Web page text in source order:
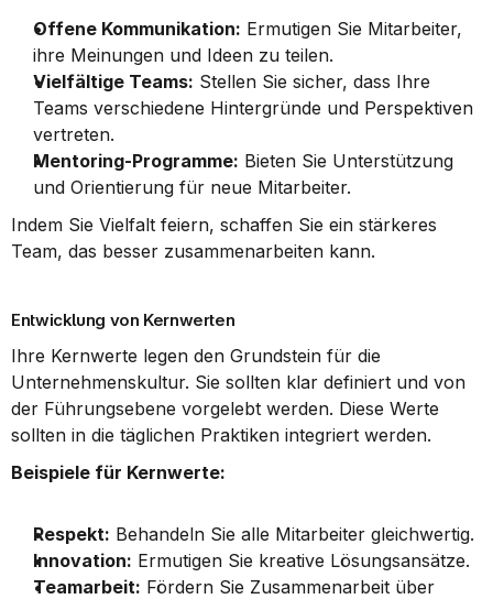
Offene Kommunikation: Ermutigen Sie Mitarbeiter,
ihre Meinungen und Ideen zu teilen.
Vielfältige Teams: Stellen Sie sicher, dass Ihre
Teams verschiedene Hintergründe und Perspektiven
vertreten.
Mentoring-Programme: Bieten Sie Unterstützung
und Orientierung für neue Mitarbeiter.
Indem Sie Vielfalt feiern, schaffen Sie ein stärkeres
Team, das besser zusammenarbeiten kann.
Entwicklung von Kernwerten
Ihre Kernwerte legen den Grundstein für die
Unternehmenskultur. Sie sollten klar definiert und von
der Führungsebene vorgelebt werden. Diese Werte
sollten in die täglichen Praktiken integriert werden.
Beispiele für Kernwerte:
Respekt: Behandeln Sie alle Mitarbeiter gleichwertig.
Innovation: Ermutigen Sie kreative Lösungsansätze.
Teamarbeit: Fördern Sie Zusammenarbeit über